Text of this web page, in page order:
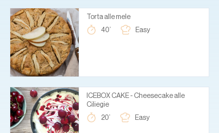
Torta alle mele
40’
Easy
ICEBOX CAKE - Cheesecake alle
Ciliegie
20’
Easy